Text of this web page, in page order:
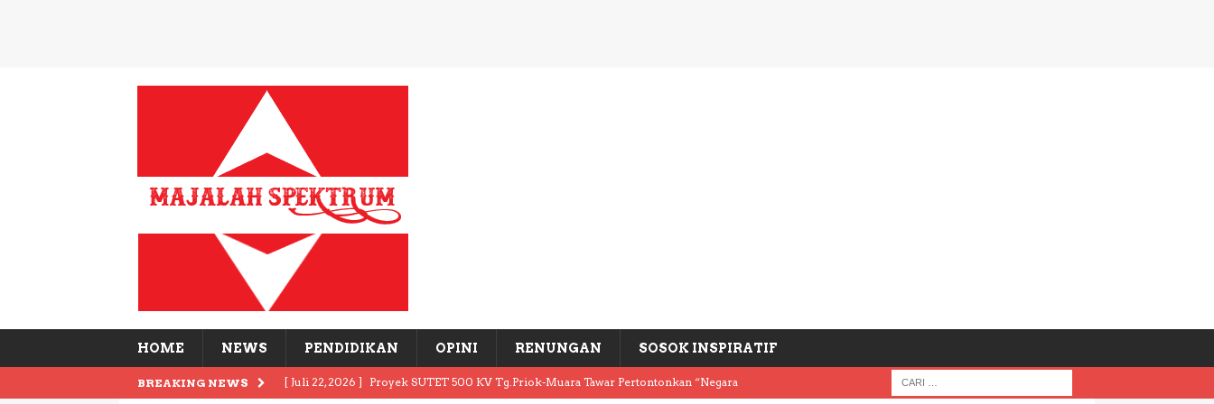
HOME NEWS PENDIDIKAN OPINI RENUNGAN SOSOK INSPIRATIF
BREAKING NEWS [ Juli 22, 2026 ] Proyek SUTET 500 KV Tg.Priok-Muara Tawar Pertontonkan “Negara